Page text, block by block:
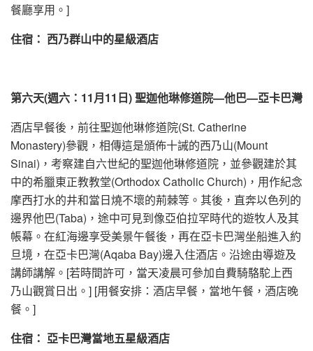
餐廳享用。]
住宿： 西乃群山中的星級酒店
第六天(週六： 11月11日) 聖迦他琳修道院—他巴—亞卡巴灣
酒店早餐後，前往聖迦他琳修道院(St. Catherine
Monastery)參觀，相傳這是頒佈十誡的西乃山(Mount
Sinai)，考察建自六世紀的聖迦他琳修道院，並參觀建於其
中的希臘東正教教堂(Orthodox Catholic Church)，用作紀念
摩西打水的井和當日燒不壞的荊棘等。其後，直奔以色列的
邊界他巴(Taba)，途中可見到像亞伯拉罕時代的遊牧人及其
帳幕。在紅海邊享受美景午餐後，再在亞卡巴灣坐船進入約
旦境，在亞卡巴灣(Aqaba Bay)邊入住酒店。沿途由導遊及
講師講解。[若時間許可，當天凌晨可參加自費騎駱駝上西
乃山觀賞日出。] [用餐安排：酒店早餐，當地午餐，酒店晚
餐。]
住宿： 亞卡巴灣當地五星級酒店